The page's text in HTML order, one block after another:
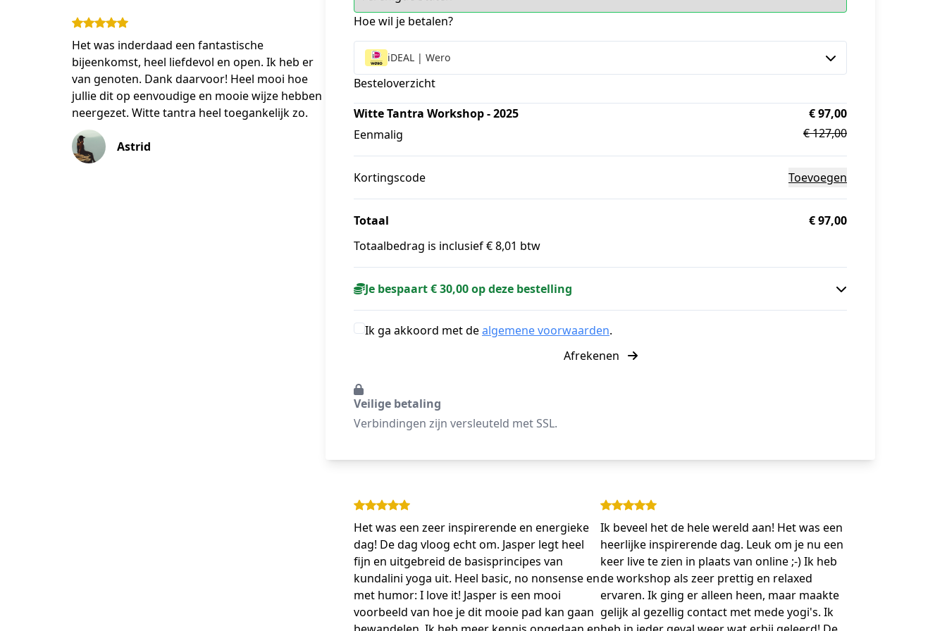
Het was inderdaad een fantastische
bijeenkomst, heel liefdevol en open. Ik heb er
van genoten. Dank daarvoor! Heel mooi hoe
jullie dit op eenvoudige en mooie wijze hebben
neergezet. Witte tantra heel toegankelijk zo.
Astrid
Hoe wil je betalen?
iDEAL | Wero
Besteloverzicht
Witte Tantra Workshop - 2025
Eenmalig
€ 97,00
€ 127,00
Kortingscode Toevoegen
Totaal
€ 97,00
Totaalbedrag is inclusief € 8,01 btw
Je bespaart € 30,00 op deze bestelling
Ik ga akkoord met dealgemene voorwaarden.
Afrekenen
Veilige betaling
Verbindingen zijn versleuteld met SSL.
Het was een zeer inspirerende en energieke
dag! De dag vloog echt om. Jasper legt heel
fijn en uitgebreid de basisprincipes van
kundalini yoga uit. Heel basic, no nonsense en
met humor: I love it! Jasper is een mooi
voorbeeld van hoe je dit mooie pad kan gaan
Ik beveel het de hele wereld aan! Het was een
heerlijke inspirerende dag. Leuk om je nu een
keer live te zien in plaats van online ;-) Ik heb
de workshop als zeer prettig en relaxed
ervaren. Ik ging er alleen heen, maar maakte
gelijk al gezellig contact met mede yogi's. Ik